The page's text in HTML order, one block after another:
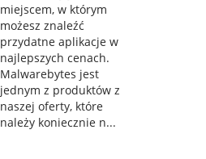
miejscem, w którym
możesz znaleźć
przydatne aplikacje w
najlepszych cenach.
Malwarebytes jest
jednym z produktów z
naszej oferty, które
należy koniecznie n...